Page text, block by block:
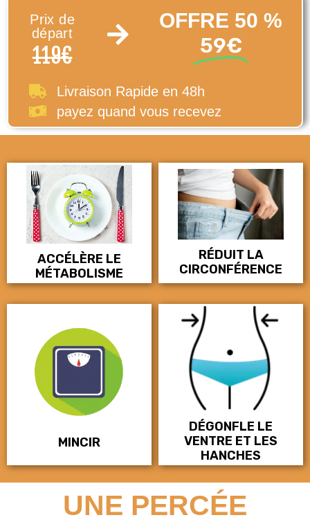
Prix de
départ
119€
OFFRE 50 %
59€
Livraison Rapide en 48h
payez quand vous recevez
ACCÉLÈRE LE
MÉTABOLISME
RÉDUIT LA
CIRCONFÉRENCE
MINCIR
DÉGONFLE LE
VENTRE ET LES
HANCHES
UNE PERCÉE